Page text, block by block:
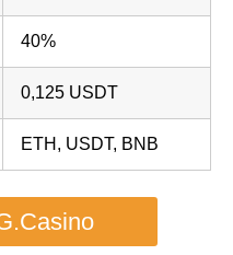
40%
0,125 USDT
ETH, USDT, BNB